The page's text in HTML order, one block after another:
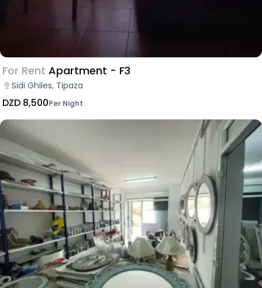
For Rent Apartment - F3
Sidi Ghiles, Tipaza
DZD 8,500Per Night